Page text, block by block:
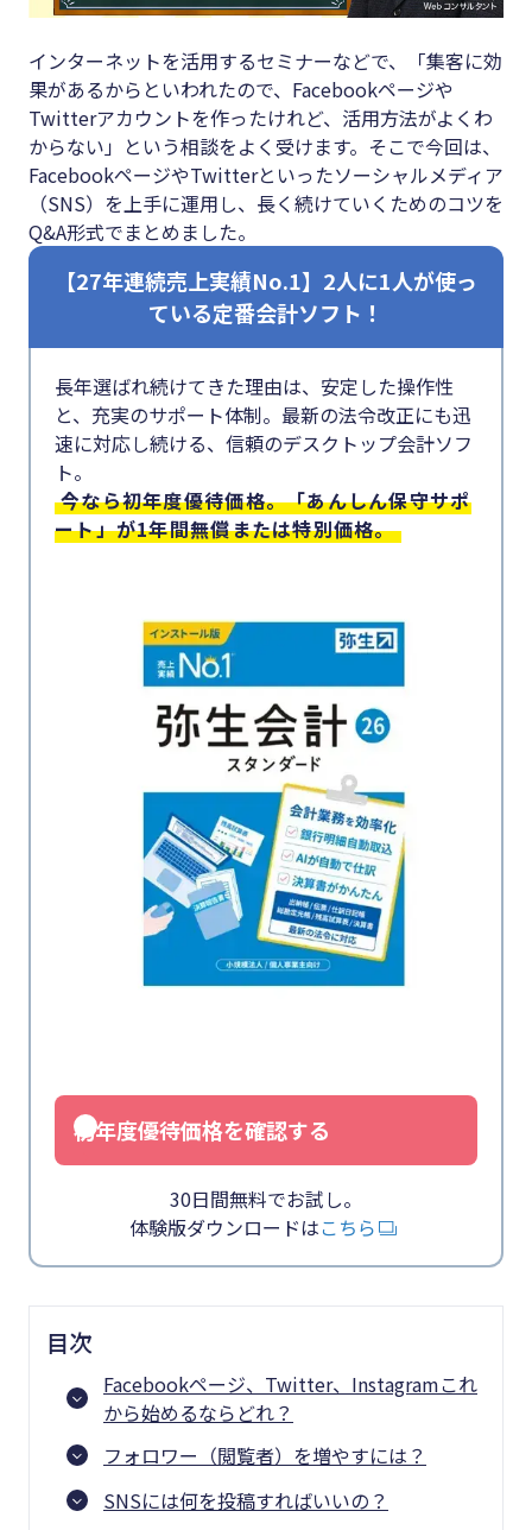
#DX
#生産性向上
#採用
#人材育成
#店舗経営
#クラブオフ
無料で会計ソフトを試す
#人材育
#店舗経
#クラブ
オフ
インターネットを活用するセミナーなどで、「集客に効
果があるからといわれたので、Facebookページや
Twitterアカウントを作ったけれど、活用方法がよくわ
からない」という相談をよく受けます。そこで今回は、
FacebookページやTwitterといったソーシャルメディア
（SNS）を上手に運用し、長く続けていくためのコツを
Q&A形式でまとめました。
【27年連続売上実績No.1】2人に1人が使っ
ている定番会計ソフト！
長年選ばれ続けてきた理由は、安定した操作性
と、充実のサポート体制。最新の法令改正にも迅
速に対応し続ける、信頼のデスクトップ会計ソフ
ト。
今なら初年度優待価格。「あんしん保守サポ
ート」が1年間無償または特別価格。
初年度優待価格を確認する
30日間無料でお試し。
体験版ダウンロードはこちら
目次
Facebookページ、Twitter、Instagramこれ
から始めるならどれ？
フォロワー（閲覧者）を増やすには？
SNSには何を投稿すればいいの？